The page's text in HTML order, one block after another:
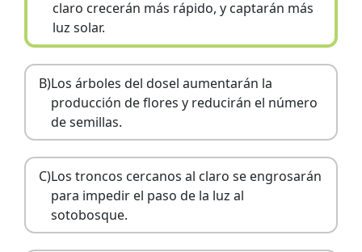
claro crecerán más rápido, y captarán más
luz solar.
B)Los árboles del dosel aumentarán la
producción de flores y reducirán el número
de semillas.
C)Los troncos cercanos al claro se engrosarán
para impedir el paso de la luz al
sotobosque.